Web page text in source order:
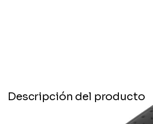
Descripción del producto